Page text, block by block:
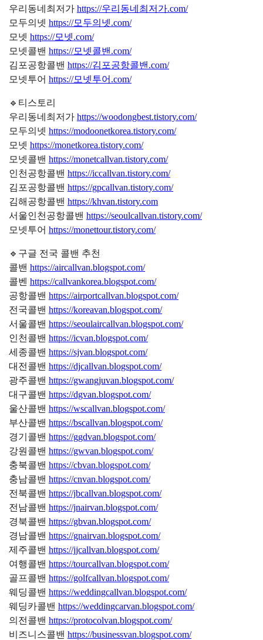
우리동네최저가https://우리동네최저가.com/
모두의넷https://모두의넷.com/
모넷https://모넷.com/
모넷콜밴https://모넷콜밴.com/
김포공항콜밴https://김포공항콜밴.com/
모넷투어https://모넷투어.com/
🔹티스토리
우리동네최저가https://woodongbest.tistory.com/
모두의넷https://modoonetkorea.tistory.com/
모넷https://monetkorea.tistory.com/
모넷콜밴https://monetcallvan.tistory.com/
인천공항콜밴https://iccallvan.tistory.com/
김포공항콜밴https://gpcallvan.tistory.com/
김해공항콜밴https://khvan.tistory.com
서울인천공항콜밴https://seoulcallvan.tistory.com/
모넷투어https://monettour.tistory.com/
🔹구글 전국 콜밴 추천
콜밴https://aircallvan.blogspot.com/
콜벤https://callvankorea.blogspot.com/
공항콜밴https://airportcallvan.blogspot.com/
전국콜밴https://koreavan.blogspot.com/
서울콜밴https://seoulaircallvan.blogspot.com/
인천콜밴https://icvan.blogspot.com/
세종콜밴https://sjvan.blogspot.com/
대전콜밴https://djcallvan.blogspot.com/
광주콜밴https://gwangjuvan.blogspot.com/
대구콜밴https://dgvan.blogspot.com/
울산콜밴https://wscallvan.blogspot.com/
부산콜밴https://bscallvan.blogspot.com/
경기콜밴https://ggdvan.blogspot.com/
강원콜밴https://gwvan.blogspot.com/
충북콜밴https://cbvan.blogspot.com/
충남콜밴https://cnvan.blogspot.com/
전북콜밴https://jbcallvan.blogspot.com/
전남콜밴https://jnairvan.blogspot.com/
경북콜밴https://gbvan.blogspot.com/
경남콜밴https://gnairvan.blogspot.com/
제주콜밴https://jjcallvan.blogspot.com/
여행콜밴https://tourcallvan.blogspot.com/
골프콜밴https://golfcallvan.blogspot.com/
웨딩콜밴https://weddingcallvan.blogspot.com/
웨딩카콜밴https://weddingcarvan.blogspot.com/
의전콜밴https://protocolvan.blogspot.com/
비즈니스콜밴https://businessvan.blogspot.com/